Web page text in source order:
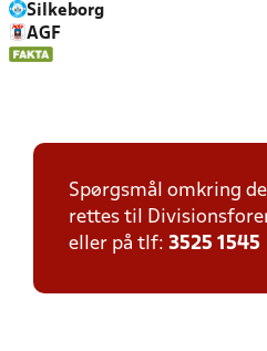
Silkeborg
AGF
Spørgsmål omkring
rettes til
eller på tlf: 3525 1545